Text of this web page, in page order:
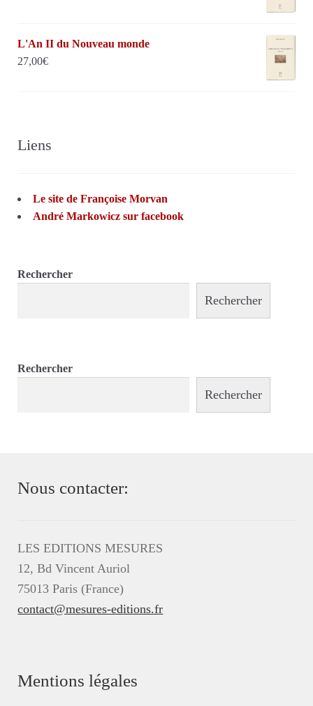
L'An II du Nouveau monde
27,00€
Liens
Le site de Françoise Morvan
André Markowicz sur facebook
Rechercher
Rechercher
Rechercher
Rechercher
Nous contacter:
LES EDITIONS MESURES
12, Bd Vincent Auriol
75013 Paris (France)
contact@mesures-editions.fr
Mentions légales